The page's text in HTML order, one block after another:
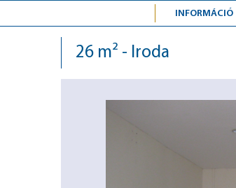
INFORMÁCIÓ
26 m² - Iroda